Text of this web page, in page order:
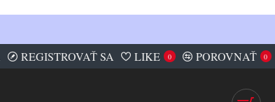
REGISTROVAŤ SA LIKE 0 POROVNAŤ 0